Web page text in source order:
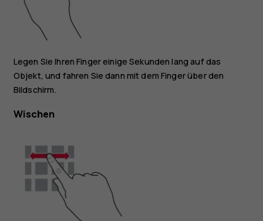
Legen Sie Ihren Finger einige Sekunden lang auf das
Objekt, und fahren Sie dann mit dem Finger über den
Bildschirm.
Wischen